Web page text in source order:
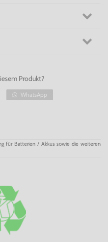
Produkt?
WhatsApp
für Batterien / Akkus sowie die weiteren